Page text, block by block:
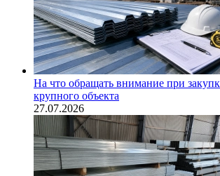
На что обращать внимание при
крупного объекта
27.07.2026